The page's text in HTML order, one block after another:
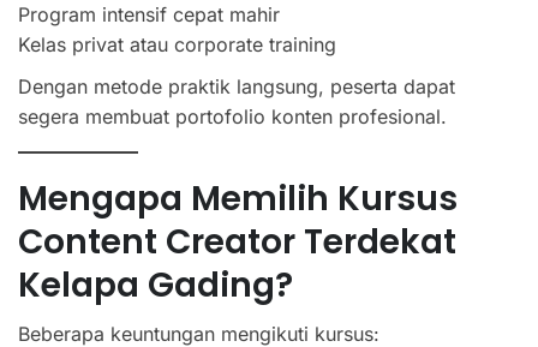
Program intensif cepat mahir
Kelas privat atau corporate training
Dengan metode praktik langsung, peserta dapat
segera membuat portofolio konten profesional.
Mengapa Memilih Kursus
Content Creator Terdekat
Kelapa Gading?
Beberapa keuntungan mengikuti kursus: